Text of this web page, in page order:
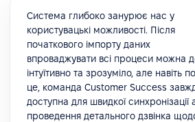
Система глибоко занурює нас у
користувацькі можливості. Після
початкового імпорту даних
впроваджувати всі процеси можна
інтуїтивно та зрозуміло, але навіть
це, команда Customer Success
доступна для швидкої синхронізації
проведення детального дзвінка